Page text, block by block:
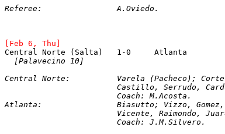
Referee:		A.Oviedo.
[Feb 6, Thu]
[Palavecino 10]
Central Norte: 		Varela
Castillo, Serrudo,
			Coach: M.Acosta.
Atlanta: 		Biasutto; Vizzo,
Vicente, Raimondo,
			Coach: J.M.Silvero.